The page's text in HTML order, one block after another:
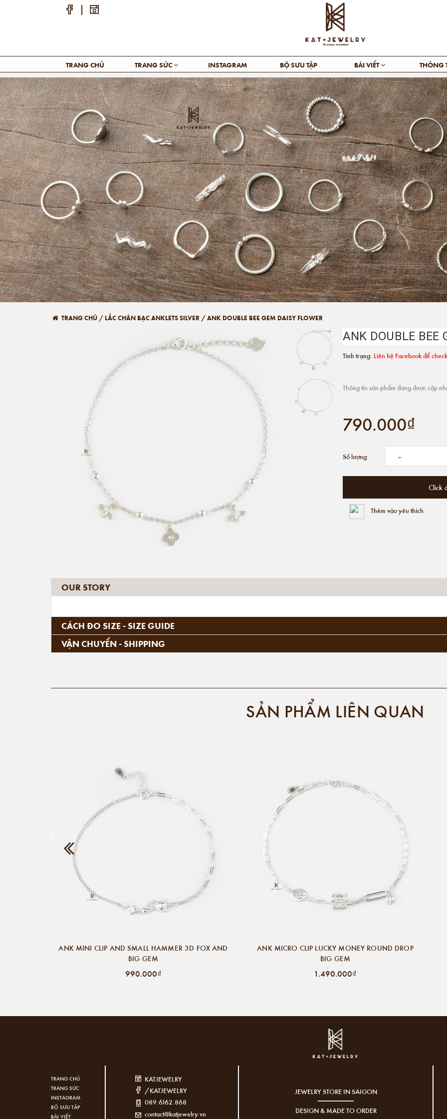
TRANG CHỦ TRANG SỨC INSTAGRAM BỘ SƯU TẬP BÀI VIẾT THÔNG
TRANG CHỦ / LẮC CHÂN BẠC ANKLETS SILVER /ANK DOUBLE BEE GEM DAISY FLOWER
ANK DOUBLE BEE
Tình trạng: Liên hệ Facebook để
Thông tin sản phẩm đang được cập
790.000₫
Số lượng: -
Click
Thêm vào yêu thích
OUR STORY
CÁCH ĐO SIZE - SIZE GUIDE
VẬN CHUYỂN - SHIPPING
SẢN PHẨM LIÊN QUAN
ANK MINI CLIP AND SMALL HAMMER 3D FOX AND
BIG GEM
990.000₫
ANK MICRO CLIP LUCKY MONEY ROUND DROP
BIG GEM
1.490.000₫
TRANG CHỦ
TRANG SỨC
INSTAGRAM
BỘ SƯU TẬP
BÀI VIẾT
KATJEWELRY
/KATJEWELRY
089.6162.868
contact@katjewelry.vn
JEWELRY STORE IN SAIGON
DESIGN & MADE TO ORDER